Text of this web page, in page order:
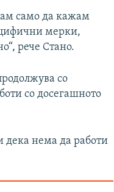
само да кажам
мерки,
рече Стано.
со
со досегашното
дека нема да работи